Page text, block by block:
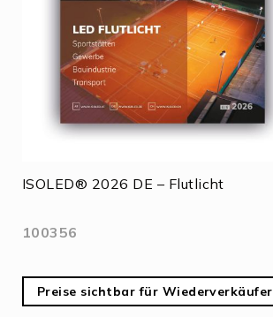
ISOLED® 2026 DE – Flutlicht
100356
Preise sichtbar für Wiederverkäufer